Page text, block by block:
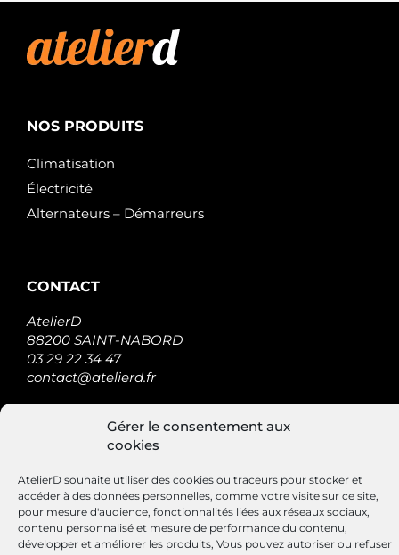
Gérer le consentement aux
cookies
AtelierD souhaite utiliser des cookies ou traceurs pour stocker et
accéder à des données personnelles, comme votre visite sur ce site,
pour mesure d'audience, fonctionnalités liées aux réseaux sociaux,
contenu personnalisé et mesure de performance du contenu,
développer et améliorer les produits, Vous pouvez autoriser ou refuser
NOS PRODUITS
Climatisation
Électricité
Alternateurs – Démarreurs
CONTACT
AtelierD
88200 SAINT-NABORD
03 29 22 34 47
contact@atelierd.fr
SUIVEZ-NOUS